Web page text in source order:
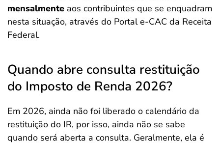
mensalmente aos contribuintes que se enquadram
nesta situação, através do Portal e-CAC da Receita
Federal.
Quando abre consulta restituição
do Imposto de Renda 2026?
Em 2026, ainda não foi liberado o calendário da
restituição do IR, por isso, ainda não se sabe
quando será aberta a consulta. Geralmente, ela é